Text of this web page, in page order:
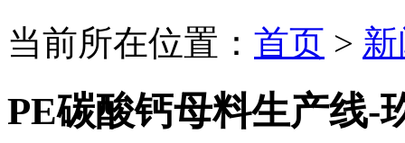
当前所在位置： 首页 >
PE碳酸钙母料生产线-